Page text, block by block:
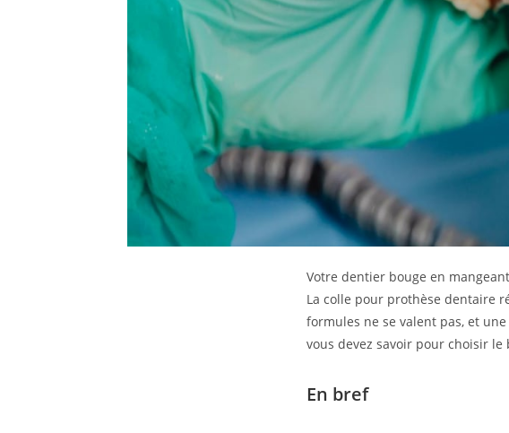
Votre dentier bouge en
La colle pour prothèse dentaire
formules ne se valent pas, et
vous devez savoir pour choisir
En bref